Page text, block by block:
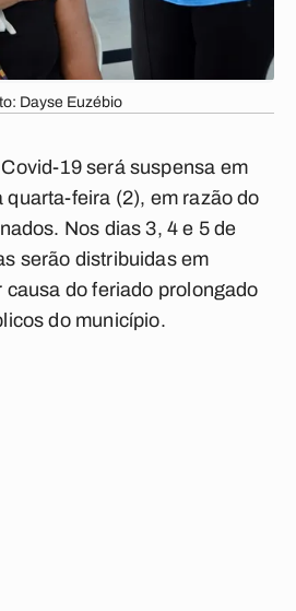
Dayse Euzébio
19 será suspensa em
feira (2), em razão do
Nos dias 3, 4 e 5 de
serão distribuidas em
causa do feriado prolongado
do município.